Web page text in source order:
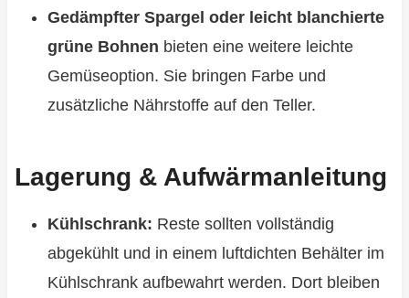
Gedämpfter Spargel oder leicht blanchierte
grüne Bohnen bieten eine weitere leichte
Gemüseoption. Sie bringen Farbe und
zusätzliche Nährstoffe auf den Teller.
Lagerung & Aufwärmanleitung
Kühlschrank: Reste sollten vollständig
abgekühlt und in einem luftdichten Behälter im
Kühlschrank aufbewahrt werden. Dort bleiben